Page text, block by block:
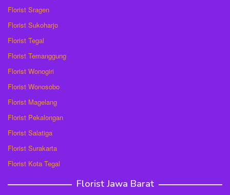
Florist Sragen
Florist Sukoharjo
Florist Tegal
Florist Temanggung
Florist Wonogiri
Florist Wonosobo
Florist Magelang
Florist Pekalongan
Florist Salatiga
Florist Surakarta
Florist Kota Tegal
Florist Jawa Barat